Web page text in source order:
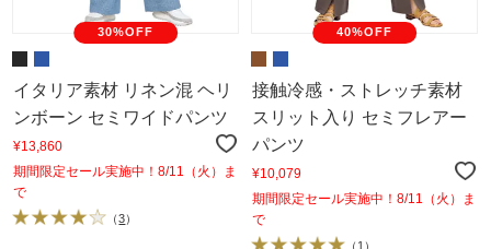
30%OFF
イタリア素材 リネン混 ヘリ
ンボーン セミワイドパンツ
¥13,860
期間限定セール実施中！8/11（火）ま
で
（3）
40%OFF
接触冷感・ストレッチ素材
スリット入り セミフレアー
パンツ
¥10,079
期間限定セール実施中！8/11（火）ま
で
（ 1 ）